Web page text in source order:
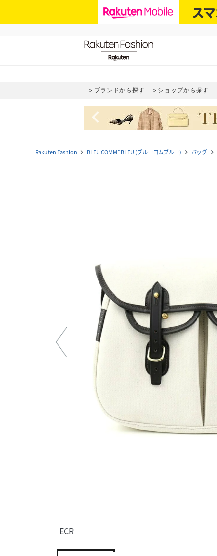
ブランドから探す ショップから探す
navigate_before
Rakuten Fashion navigate_next BLEU COMME BLEU (ブルーコムブルー) navigate_next バッグ navigate_next
ECR